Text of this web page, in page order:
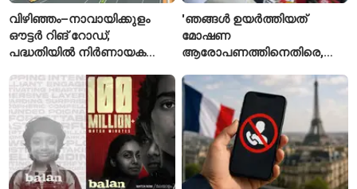
വിഴിഞ്ഞം–നാവായിക്കുളം
ഔട്ടർ റിങ് റോഡ്;
പദ്ധതിയിൽ നിർണായക
വിശദീകരണം
'ഞങ്ങൾ ഉയർത്തിയത്
മോഷണ
ആരോപണത്തിനെതിരെ,
റിജിജുവിന് മറുപടിയുമായി
സഞ്ജയ് റാവത്ത്